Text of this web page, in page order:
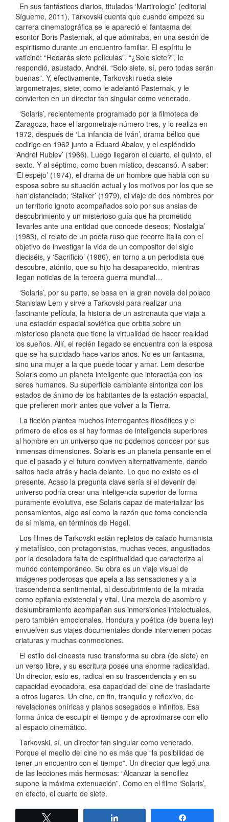
En sus fantásticos diarios, titulados ‘Martirologio’ (editorial
Sígueme, 2011), Tarkovski cuenta que cuando empezó su
carrera cinematográfica se le apareció el fantasma del
escritor Boris Pasternak, al que admiraba, en una sesión de
espiritismo durante un encuentro familiar. El espíritu le
vaticinó: “Rodarás siete películas”. “¿Solo siete?”, le
respondió, asustado, Andréi. “Solo siete, sí, pero todas serán
buenas”. Y, efectivamente, Tarkovski rueda siete
largometrajes, siete, como le adelantó Pasternak, y le
convierten en un director tan singular como venerado.
‘Solaris’, recientemente programado por la filmoteca de
Zaragoza, hace el largometraje número tres, y lo realiza en
1972, después de ‘La infancia de Iván’, drama bélico que
codirige en 1962 junto a Eduard Abalov, y el espléndido
‘Andréi Rublev’ (1966). Luego llegaron el cuarto, el quinto, el
sexto. Y al séptimo, como buen místico, descansó. A saber:
‘El espejo’ (1974), el drama de un hombre que habla con su
esposa sobre su situación actual y los motivos por los que se
han distanciado; ‘Stalker’ (1979), el viaje de dos hombres por
un territorio ignoto acompañados solo por sus ansias de
descubrimiento y un misterioso guía que ha prometido
llevarles ante una entidad que concede deseos; ‘Nostalgia’
(1983), el relato de un poeta ruso que recorre Italia con el
objetivo de investigar la vida de un compositor del siglo
dieciséis, y ‘Sacrificio’ (1986), en torno a un periodista que
descubre, atónito, que su hijo ha desaparecido, mientras
llegan noticias de la tercera guerra mundial…
‘Solaris’, por su parte, se basa en la gran novela del polaco
Stanislaw Lem y sirve a Tarkovski para realizar una
fascinante película, la historia de un astronauta que viaja a
una estación espacial soviética que orbita sobre un
misterioso planeta que tiene la virtualidad de hacer realidad
los sueños. Allí, el recién llegado se encuentra con la esposa
que se ha suicidado hace varios años. No es un fantasma,
sino una mujer a la que puede tocar y amar. Lem describe
Solaris como un planeta inteligente que interactúa con los
seres humanos. Su superficie cambiante sintoniza con los
estados de ánimo de los habitantes de la estación espacial,
que prefieren morir antes que volver a la Tierra.
La ficción plantea muchos interrogantes filosóficos y el
primero de ellos es si hay formas de inteligencia superiores
al hombre en un universo que no podemos conocer por sus
inmensas dimensiones. Solaris es un planeta pensante en el
que el pasado y el futuro conviven alternativamente, dando
saltos hacia atrás y hacia delante. Lo que no existe es el
presente. Acaso la pregunta clave sería si el devenir del
universo podría crear una inteligencia superior de forma
puramente evolutiva, ese Solaris capaz de materializar los
pensamientos, algo así como la razón que toma conciencia
de sí misma, en términos de Hegel.
Los filmes de Tarkovski están repletos de calado humanista
y metafísico, con protagonistas, muchas veces, angustiados
por la desoladora falta de espiritualidad que caracteriza al
mundo contemporáneo. Su obra es un viaje visual de
imágenes poderosas que apela a las sensaciones y a la
trascendencia sentimental, al descubrimiento de la mirada
como epifanía existencial y vital. Una mezcla de asombro y
deslumbramiento acompañan sus inmersiones intelectuales,
pero también emocionales. Hondura y poética (de buena ley)
envuelven sus viajes documentales donde intervienen pocas
criaturas y muchas conmociones.
El estilo del cineasta ruso transforma su obra (de siete) en
un verso libre, y su escritura posee una enorme radicalidad.
Un director, esto es, radical en su trascendencia y en su
capacidad evocadora, esa capacidad del cine de trasladarte
a otros lugares. Un cine, en fin, tranquilo y reflexivo, de
revelaciones oníricas y planos sosegados e infinitos. Esa
forma única de esculpir el tiempo y de aproximarse con ello
al espacio cinemático.
Tarkovski, sí, un director tan singular como venerado.
Porque el meollo del cine no es más que “la posibilidad de
tener un encuentro con el tiempo”. Un director que legó una
de las lecciones más hermosas: “Alcanzar la sencillez
supone la máxima extenuación”. Como en el filme ‘Solaris’,
en efecto, el cuarto de siete.